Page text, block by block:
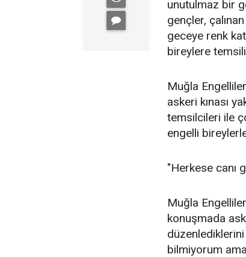
unutulmaz bir
gençler,
geceye renk
bireylere temsili
Muğla
askeri kınası
temsilcileri ile
engelli
"Herkese canı
Muğla
konuşmada
düzenlediklerini
bilmiyorum